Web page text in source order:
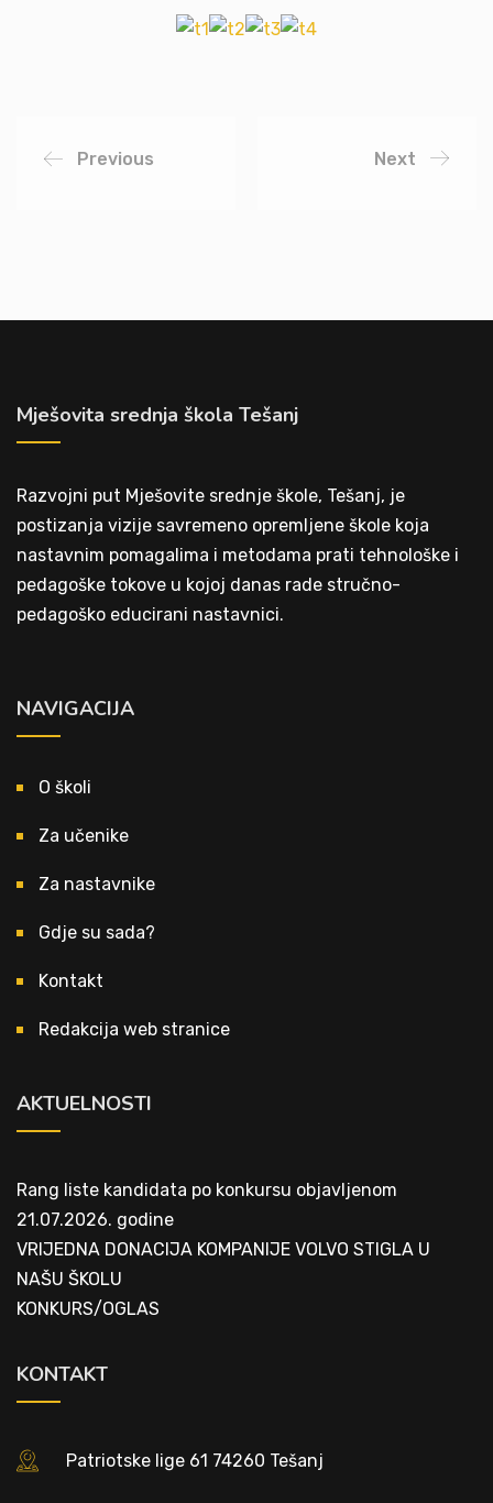
Previous Next
Mješovita srednja škola Tešanj
Razvojni put Mješovite srednje škole, Tešanj, je
postizanja vizije savremeno opremljene škole koja
nastavnim pomagalima i metodama prati tehnološke i
pedagoške tokove u kojoj danas rade stručno-
pedagoško educirani nastavnici.
NAVIGACIJA
O školi
Za učenike
Za nastavnike
Gdje su sada?
Kontakt
Redakcija web stranice
AKTUELNOSTI
Rang liste kandidata po konkursu objavljenom
21.07.2026. godine
VRIJEDNA DONACIJA KOMPANIJE VOLVO STIGLA U
NAŠU ŠKOLU
KONKURS/OGLAS
KONTAKT
Patriotske lige 61 74260 Tešanj